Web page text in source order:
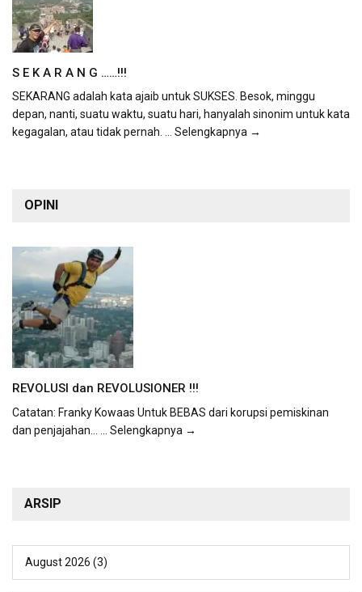
S E K A R A N G ……!!!
SEKARANG adalah kata ajaib untuk SUKSES. Besok, minggu
depan, nanti, suatu waktu, suatu hari, hanyalah sinonim untuk kata
kegagalan, atau tidak pernah. ... Selengkapnya →
OPINI
REVOLUSI dan REVOLUSIONER !!!
Catatan: Franky Kowaas Untuk BEBAS dari korupsi pemiskinan
dan penjajahan...
... Selengkapnya →
ARSIP
August 2026 (3)